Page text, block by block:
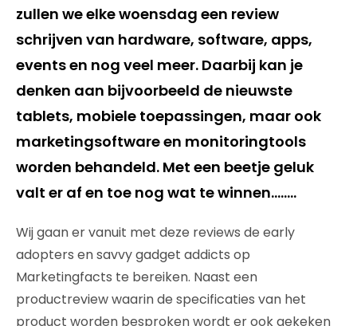
zullen we elke woensdag een review
schrijven van hardware, software, apps,
events en nog veel meer. Daarbij kan je
denken aan bijvoorbeeld de nieuwste
tablets, mobiele toepassingen, maar ook
marketingsoftware en monitoringtools
worden behandeld. Met een beetje geluk
valt er af en toe nog wat te winnen……..
Wij gaan er vanuit met deze reviews de early
adopters en savvy gadget addicts op
Marketingfacts te bereiken. Naast een
productreview waarin de specificaties van het
product worden besproken wordt er ook gekeken